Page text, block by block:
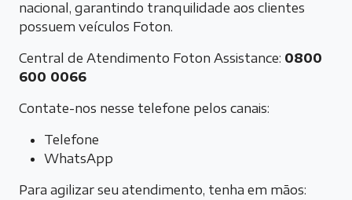
nacional, garantindo tranquilidade aos clientes
possuem veículos Foton.
Central de Atendimento Foton Assistance: 0800
600 0066
Contate-nos nesse telefone pelos canais:
Telefone
WhatsApp
Para agilizar seu atendimento, tenha em mãos: